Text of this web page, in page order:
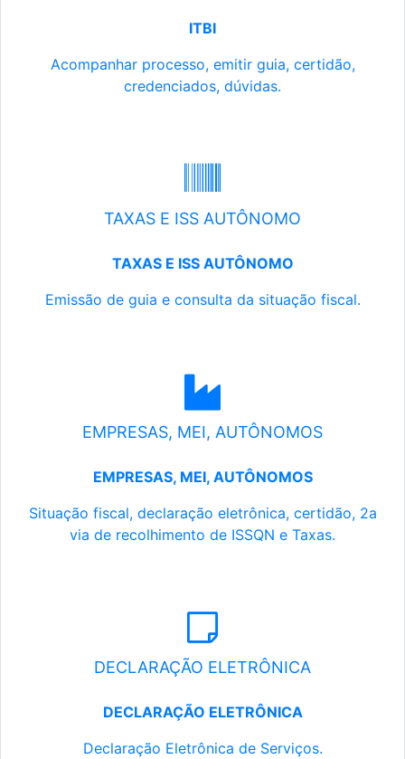
ITBI
Acompanhar processo, emitir guia, certidão,
credenciados, dúvidas.
TAXAS E ISS AUTÔNOMO
TAXAS E ISS AUTÔNOMO
Emissão de guia e consulta da situação fiscal.
EMPRESAS, MEI, AUTÔNOMOS
EMPRESAS, MEI, AUTÔNOMOS
Situação fiscal, declaração eletrônica, certidão, 2a
via de recolhimento de ISSQN e Taxas.
DECLARAÇÃO ELETRÔNICA
DECLARAÇÃO ELETRÔNICA
Declaração Eletrônica de Serviços.